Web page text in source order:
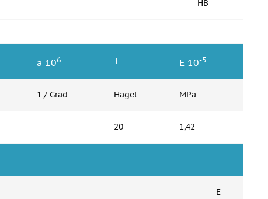
HB
a 106 T E 10-5
1 / Grad Hagel MPa
20 1,42
— E